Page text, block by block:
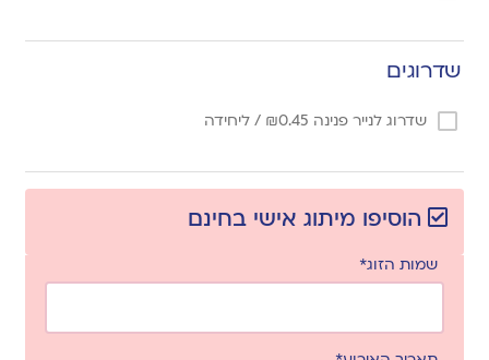
שדרוגים
שדרוג לנייר פנינה ₪0.45 / ליחידה
הוסיפו מיתוג אישי בחינם
שמות הזוג*